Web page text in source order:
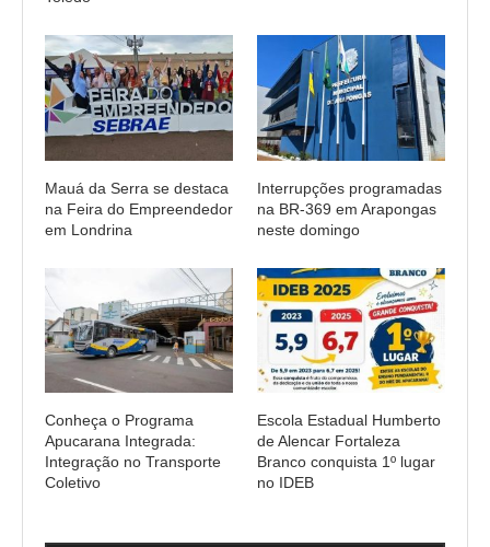
Mauá da Serra se destaca
na Feira do Empreendedor
em Londrina
Interrupções programadas
na BR-369 em Arapongas
neste domingo
Conheça o Programa
Apucarana Integrada:
Integração no Transporte
Coletivo
Escola Estadual Humberto
de Alencar Fortaleza
Branco conquista 1º lugar
no IDEB